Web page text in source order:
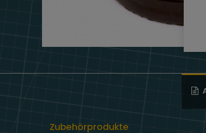
Zubehörprodukte